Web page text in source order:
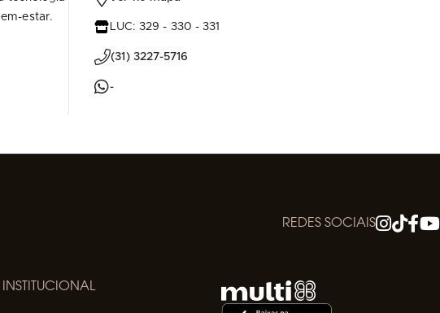
estar.
LUC: 329 - 330 - 331
(31) 3227-5716
-
REDES SOCIAIS
INSTITUCIONAL